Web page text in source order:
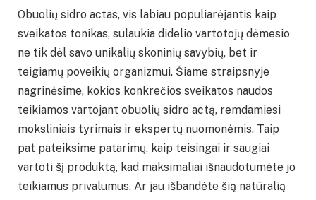
Obuolių sidro actas, vis labiau populiarėjantis kaip
sveikatos tonikas, sulaukia didelio vartotojų dėmesio
ne tik dėl savo unikalių skoninių savybių, bet ir
teigiamų poveikių organizmui. Šiame straipsnyje
nagrinėsime, kokios konkrečios sveikatos naudos
teikiamos vartojant obuolių sidro actą, remdamiesi
moksliniais tyrimais ir ekspertų nuomonėmis. Taip
pat pateiksime patarimų, kaip teisingai ir saugiai
vartoti šį produktą, kad maksimaliai išnaudotumėte jo
teikiamus privalumus. Ar jau išbandėte šią natūralią